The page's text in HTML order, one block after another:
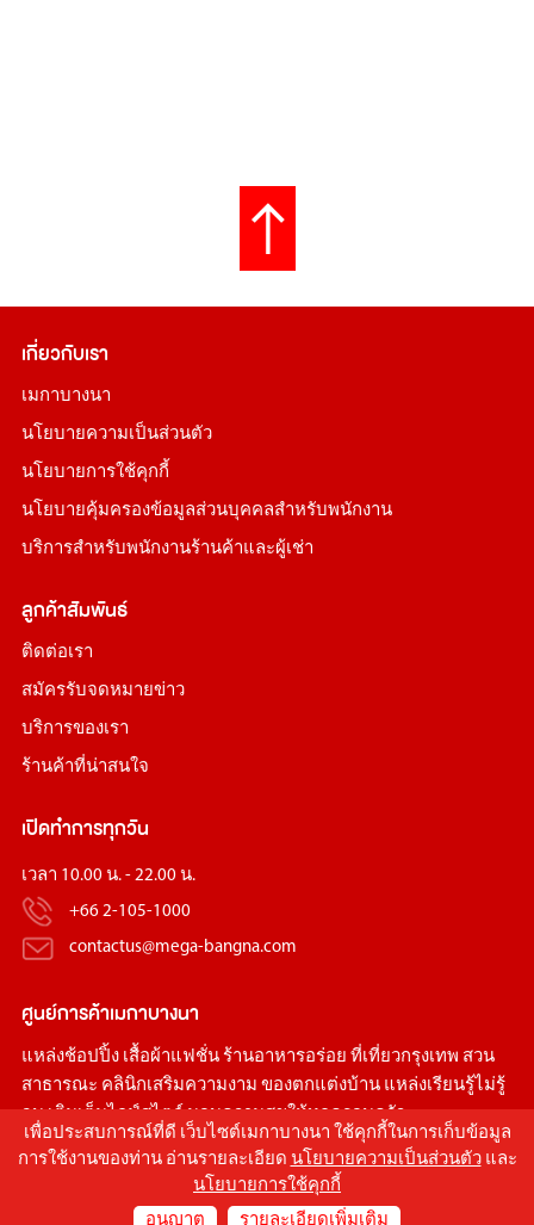
เกี่ยวกับเรา
เมกาบางนา
นโยบายความเป็นส่วนตัว
นโยบายการใช้คุกกี้
นโยบายคุ้มครองข้อมูลส่วนบุคคลสำหรับพนักงาน
บริการสำหรับพนักงานร้านค้าและผู้เช่า
ลูกค้าสัมพันธ์
ติดต่อเรา
สมัครรับจดหมายข่าว
บริการของเรา
ร้านค้าที่น่าสนใจ
เปิดทำการทุกวัน
เวลา 10.00 น. - 22.00 น.
+66 2-105-1000
contactus@mega-bangna.com
ศูนย์การค้าเมกาบางนา
แหล่งช้อปปิ้ง เสื้อผ้าแฟชั่น ร้านอาหารอร่อย ที่เที่ยวกรุงเทพ สวน
สาธารณะ คลินิกเสริมความงาม ของตกแต่งบ้านแหล่งเรียนรู้ไม่รู้
จบ เติมเต็มไลฟ์สไตล์ มอบความสุขให้ทุกครอบครัว
เพื่อประสบการณ์ที่ดี เว็บไซต์เมกาบางนา ใช้คุกกี้ในการเก็บข้อมูล
การใช้งานของท่าน อ่านรายละเอียด นโยบายความเป็นส่วนตัวและ
นโยบายการใช้คุกกี้
อนุญาต
รายละเอียดเพิ่มเติม